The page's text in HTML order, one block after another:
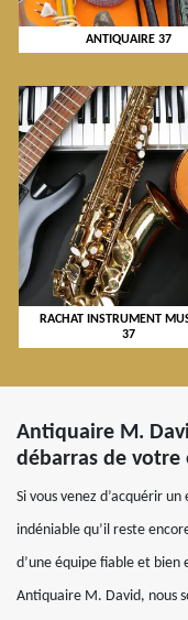
ANTIQUAIRE 37
RACHAT INSTRUMENT
37
Antiquaire M.
débarras de
Si vous venez d’acquérir
indéniable qu’il reste
d’une équipe fiable et
Antiquaire M. David, nous